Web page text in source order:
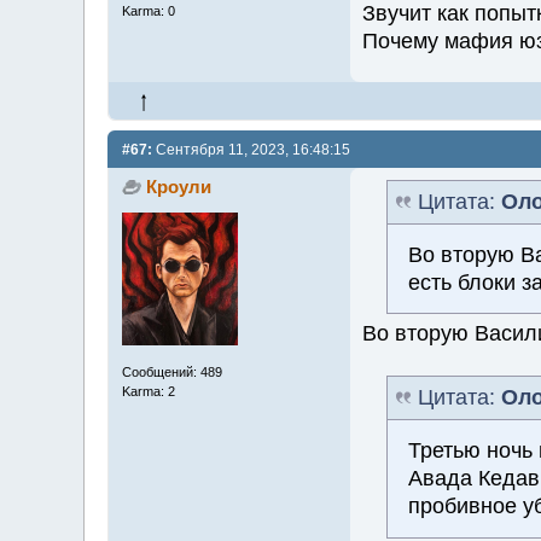
Karma: 0
Звучит как
Почему мафия
#67: Сентября 11, 2023, 16:48:15
Кроули
Сообщений: 489
Karma: 2
Цитата:
Во вторую
есть блоки
Во вторую
Цитата:
Третью
Авада
пробивное